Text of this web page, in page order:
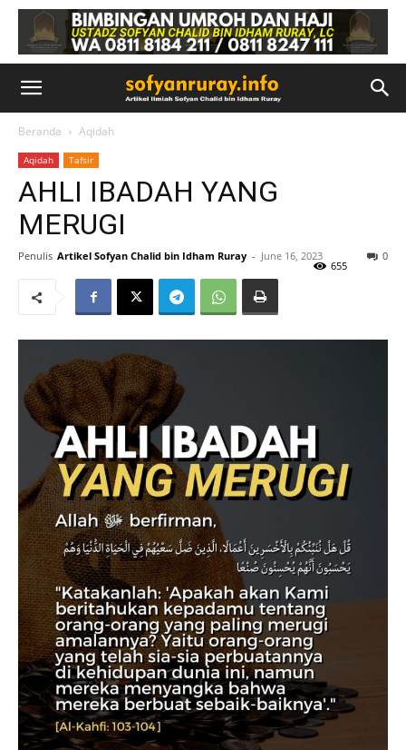
Beranda Aqidah
Aqidah Tafsir
AHLI IBADAH YANG
MERUGI
Penulis Artikel Sofyan Chalid bin Idham Ruray - June 16, 2023 0
655